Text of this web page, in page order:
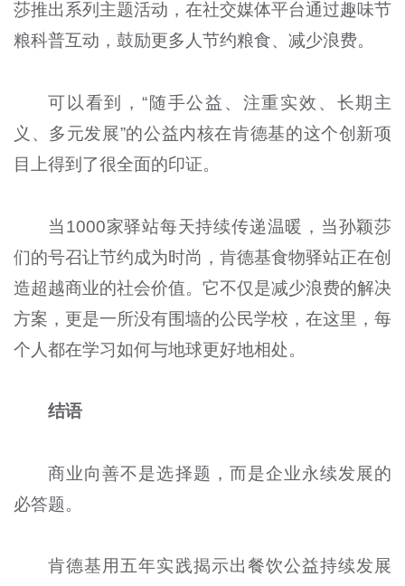
莎推出系列主题活动，在社交媒体平台通过趣味节
粮科普互动，鼓励更多人节约粮食、减少浪费。
可以看到，“随手公益、注重实效、长期主
义、多元发展”的公益内核在肯德基的这个创新项
目上得到了很全面的印证。
当1000家驿站每天持续传递温暖，当孙颖莎
们的号召让节约成为时尚，肯德基食物驿站正在创
造超越商业的社会价值。它不仅是减少浪费的解决
方案，更是一所没有围墙的公民学校，在这里，每
个人都在学习如何与地球更好地相处。
结语
商业向善不是选择题，而是企业永续发展的
必答题。
肯德基用五年实践揭示出餐饮公益持续发展